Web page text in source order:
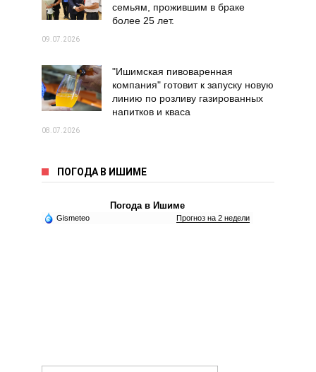
семьям, прожившим в браке
более 25 лет.
09.07.2026
"Ишимская пивоваренная
компания" готовит к запуску новую
линию по розливу газированных
напитков и кваса
08.07.2026
ПОГОДА В ИШИМЕ
Погода в Ишиме
Gismeteo Прогноз на 2 недели